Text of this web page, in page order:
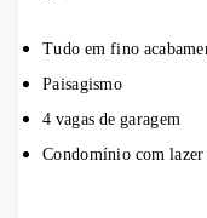
Tudo em fino
Paisagismo
4 vagas de garagem
Condomínio com